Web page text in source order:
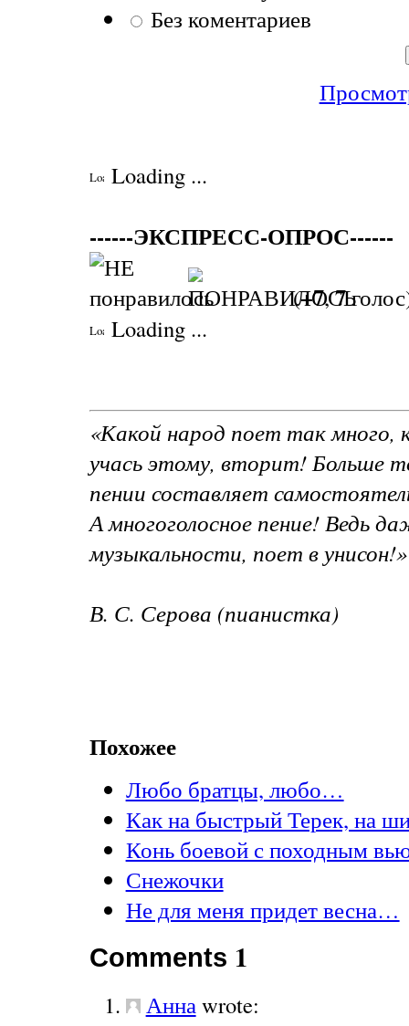
Без коментариев
Loading ...
------ЭКСПРЕСС-ОПРОС------
(+7,7
Loading ...
«Какой народ поет так много,
учась этому, вторит! Больше
пении составляет
А многоголосное пение! Ведь
музыкальности, поет в унисон!»
В. С. Серова (пианистка)
Похожее
Любо братцы, любо…
Как на быстрый Терек, на
Конь боевой с походным
Снежочки
Не для меня придет весна…
Comments 1
Аннаwrote: